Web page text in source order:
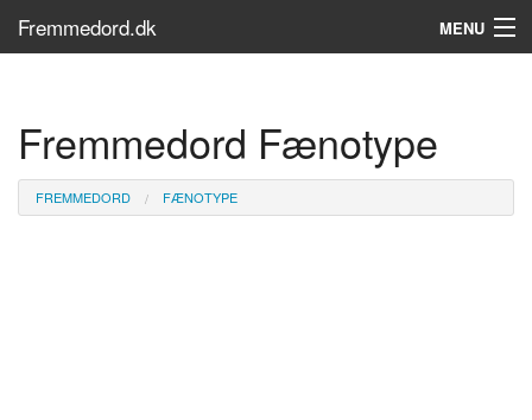
Fremmedord.dk MENU
Søg...
Find bøger
Fremmedord Fænotype
FREMMEDORD FÆNOTYPE